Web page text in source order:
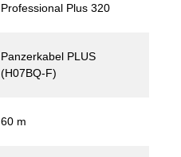
Professional Plus 320
Panzerkabel PLUS
(H07BQ-F)
60 m